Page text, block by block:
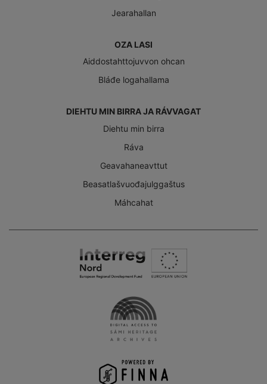
Jearahallan
OZA LASI
Aiddostahttojuvvon ohcan
Bláđe logahallama
DIEHTU MIN BIRRA JA RÁVVAGAT
Diehtu min birra
Ráva
Geavahaneavttut
Beasatlašvuođajulggaštus
Máhcahat
the
Sámi
Archives